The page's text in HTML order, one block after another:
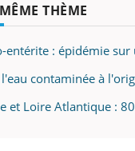
THÈME
entérite : épidémie
l'eau contaminée à
et Loire Atlantique :
des Mains : se
Youtube
un tout nouveau
air… Nos mains
Le